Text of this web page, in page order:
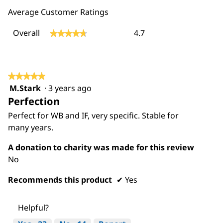
Average Customer Ratings
Overall
★★★★★
★★★★★ 4.7
★★★★★
★★★★★
5
out
M.Stark · 3 years ago
Perfection
Perfect for WB and IF, very specific. Stable for
many years.
A donation to charity was made for this review
No
Recommends this product ✔ Yes
Helpful?